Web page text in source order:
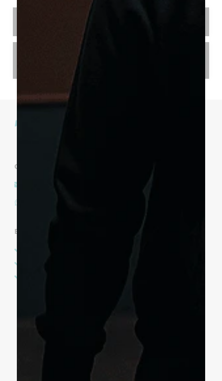
¿CÓMO SE SELECCIONAN LOS MENTORES?
¿ES ADECUADO PARA TODOS LOS NIVELES
CONECTEMOS
ENLACES